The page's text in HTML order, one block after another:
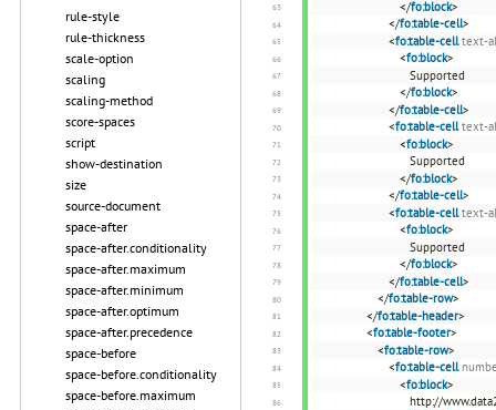
rule-style
rule-thickness
scale-option
scaling
scaling-method
score-spaces
script
show-destination
size
source-document
space-after
space-after.conditionality
space-after.maximum
space-after.minimum
space-after.optimum
space-after.precedence
space-before
space-before.conditionality
space-before.maximum
</fo:block>
</fo:table-cell>
<fo:table-cell text-
<fo:block>
Supported
</fo:block>
</fo:table-cell>
<fo:table-cell text-
<fo:block>
Supported
</fo:block>
</fo:table-cell>
<fo:table-cell text-
<fo:block>
Supported
</fo:block>
</fo:table-cell>
</fo:table-row>
</fo:table-header>
<fo:table-footer>
<fo:table-row>
<fo:table-cell
<fo:block>
http://